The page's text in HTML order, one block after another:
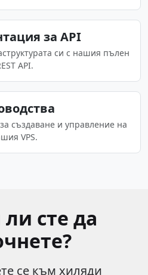
за API
си с нашия пълен
API.
създаване и управление на
VPS.
сте да
се към хиляди